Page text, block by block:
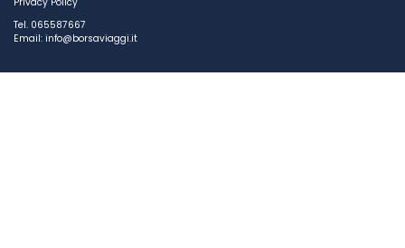
Tel. 065587667
Email: info@borsaviaggi.it